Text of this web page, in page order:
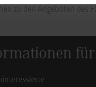
zu den Angeboten des
für